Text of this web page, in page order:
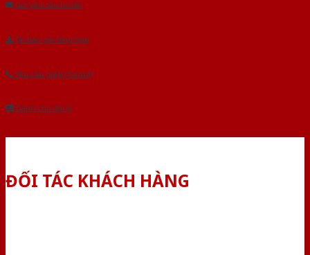
Gửi yêu cầu tư vấn
Tải báo giá tổng hợp
Yêu cầu gọi lại (3 phút)
Dành cho đại lý
ĐỐI TÁC KHÁCH HÀNG